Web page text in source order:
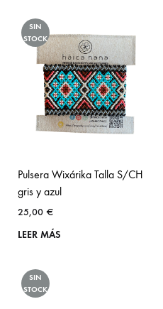
SIN
STOCK
Pulsera Wixárika Talla S/CH
gris y azul
25,00 €
LEER MÁS
SIN
STOCK